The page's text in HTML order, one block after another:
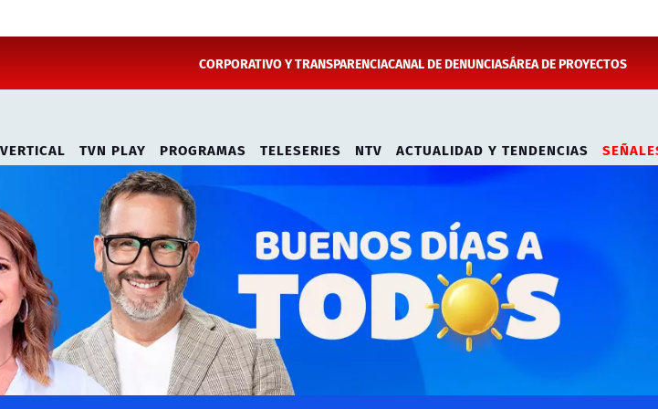
CORPORATIVO Y TRANSPARENCIACANAL DE DENUNCIASÁREA DE PROYECTOS
TVN PLAY PROGRAMAS TELESERIES NTV ACTUALIDAD Y TENDENCIAS